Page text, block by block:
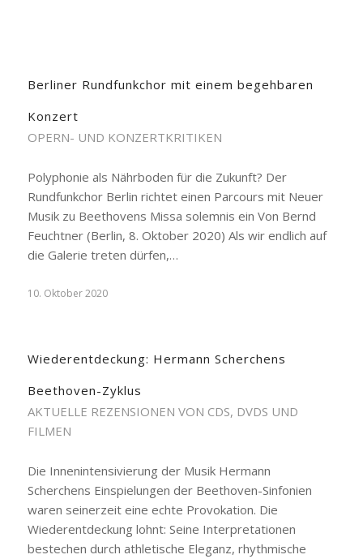
Berliner Rundfunkchor mit einem begehbaren
Konzert
OPERN- UND KONZERTKRITIKEN
Polyphonie als Nährboden für die Zukunft? Der
Rundfunkchor Berlin richtet einen Parcours mit Neuer
Musik zu Beethovens Missa solemnis ein Von Bernd
Feuchtner (Berlin, 8. Oktober 2020) Als wir endlich auf
die Galerie treten dürfen,…
10. Oktober 2020
Wiederentdeckung: Hermann Scherchens
Beethoven-Zyklus
AKTUELLE REZENSIONEN VON CDS, DVDS UND
FILMEN
Die Innenintensivierung der Musik Hermann
Scherchens Einspielungen der Beethoven-Sinfonien
waren seinerzeit eine echte Provokation. Die
Wiederentdeckung lohnt: Seine Interpretationen
bestechen durch athletische Eleganz, rhythmische